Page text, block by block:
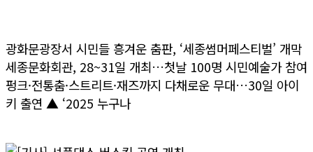
광화문광장서 시민들 흥겨운 춤판, ‘세종썸머페스티벌’ 개막
세종문화회관, 28~31일 개최…첫날 100명 시민예술가 참여
펑크·전통춤·스트리트·재즈까지 다채로운 무대…30일 아이
키 출연 ▲ ‘2025 누구나